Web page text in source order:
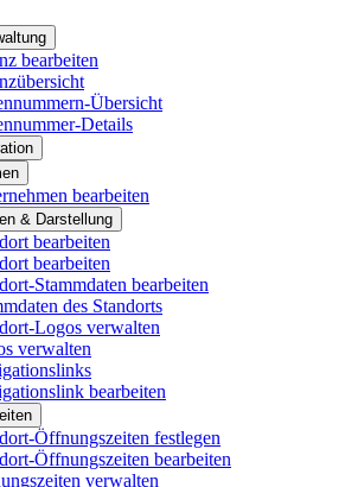
bearbeiten
Übersicht
Details
bearbeiten
& Darstellung
bearbeiten
bearbeiten
Stammdaten bearbeiten
des Standorts
Logos verwalten
verwalten
bearbeiten
Öffnungszeiten festlegen
Öffnungszeiten bearbeiten
verwalten